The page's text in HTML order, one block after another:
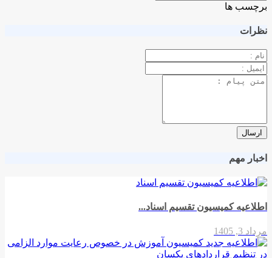
برچسب ها
نظرات
اخبار مهم
اطلاعیه کمیسیون تقسیم اسناد...
مرداد 3, 1405